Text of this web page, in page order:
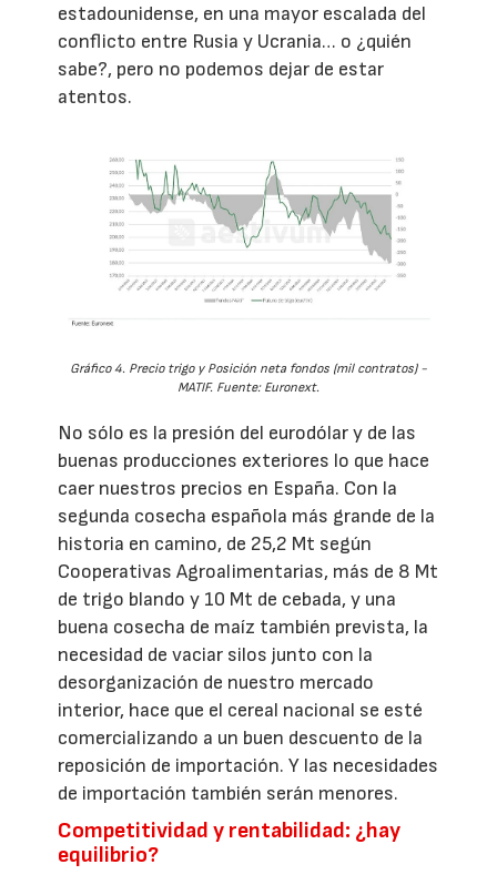
estadounidense, en una mayor escalada del
conflicto entre Rusia y Ucrania… o ¿quién
sabe?, pero no podemos dejar de estar
atentos.
Gráfico 4. Precio trigo y Posición neta fondos (mil contratos) -
MATIF. Fuente: Euronext.
No sólo es la presión del eurodólar y de las
buenas producciones exteriores lo que hace
caer nuestros precios en España. Con la
segunda cosecha española más grande de la
historia en camino, de 25,2 Mt según
Cooperativas Agroalimentarias, más de 8 Mt
de trigo blando y 10 Mt de cebada, y una
buena cosecha de maíz también prevista, la
necesidad de vaciar silos junto con la
desorganización de nuestro mercado
interior, hace que el cereal nacional se esté
comercializando a un buen descuento de la
reposición de importación. Y las necesidades
de importación también serán menores.
Competitividad y rentabilidad: ¿hay
equilibrio?